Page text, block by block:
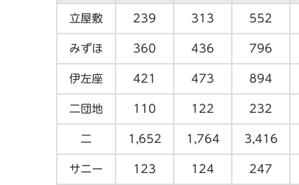
立屋敷 239 313 552
みずほ 360 436 796
伊左座 421 473 894
二団地 110 122 232
二 1,652 1,764 3,416
サニー 123 124 247